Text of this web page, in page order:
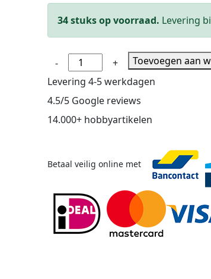
34 stuks op voorraad. Levering
-
Hobbyset
Borduurwerk,
hangende
decoratie,
vlas,
aantal
+
Toevoegen aan
Levering 4-5 werkdagen
4.5/5 Google reviews
14.000+ hobbyartikelen
Betaal veilig online met